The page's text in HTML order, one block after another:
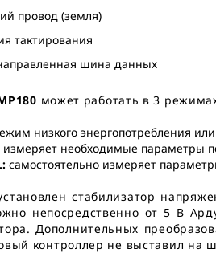
провод (земля)
тактирования
шина данных
может работать в 3
низкого энергопотребления
измеряет необходимые параметры
самостоятельно измеряет
стабилизатор
непосредственно от 5 В
Дополнительных
контроллер не выставил